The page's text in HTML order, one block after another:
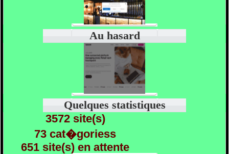
Au hasard
Quelques statistiques
3572 site(s)
73 cat�goriess
651 site(s) en attente